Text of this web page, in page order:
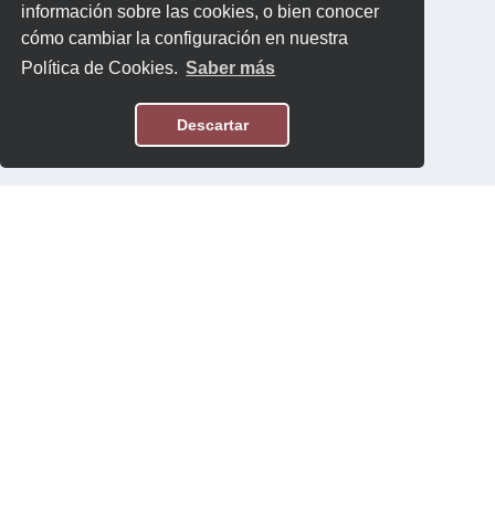
información sobre las cookies, o bien conocer
cómo cambiar la configuración en nuestra
Política de Cookies. Saber más
Descartar